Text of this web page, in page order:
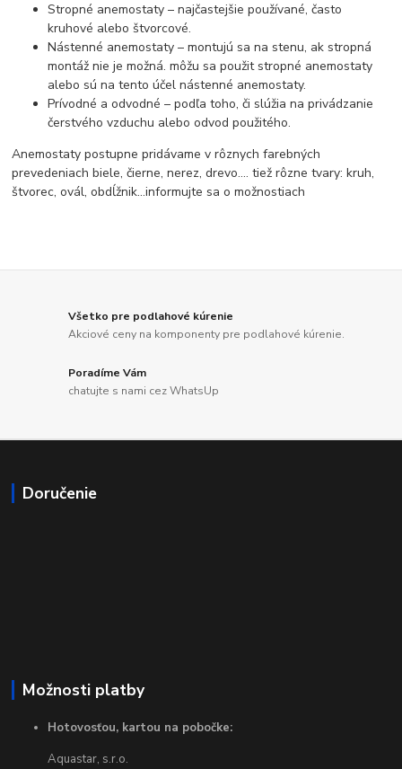
Stropné anemostaty – najčastejšie používané, často
kruhové alebo štvorcové.
Nástenné anemostaty – montujú sa na stenu, ak stropná
montáž nie je možná. môžu sa použit stropné anemostaty
alebo sú na tento účel nástenné anemostaty.
Prívodné a odvodné – podľa toho, či slúžia na privádzanie
čerstvého vzduchu alebo odvod použitého.
Anemostaty postupne pridávame v rôznych farebných
prevedeniach biele, čierne, nerez, drevo.... tiež rôzne tvary: kruh,
štvorec, ovál, obdĺžnik...informujte sa o možnostiach
Všetko pre podlahové kúrenie
Akciové ceny na komponenty pre podlahové kúrenie.
Poradíme Vám
chatujte s nami cez WhatsUp
Doručenie
Možnosti platby
Hotovosťou, kartou na pobočke:
Aquastar, s.r.o.